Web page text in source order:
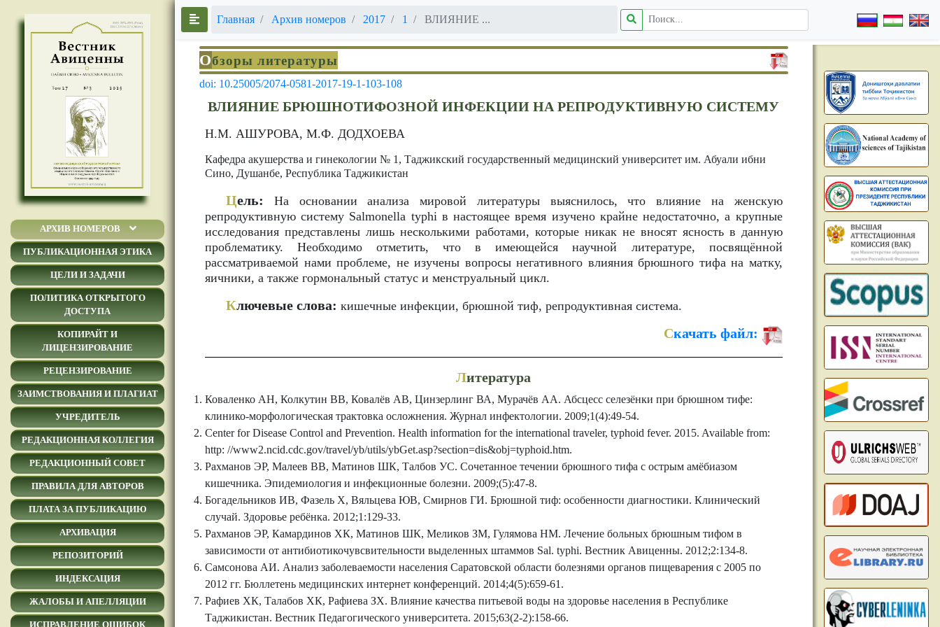
АРХИВ НОМЕРОВ
ПУБЛИКАЦИОННАЯ ЭТИКА
ЦЕЛИ И ЗАДАЧИ
ПОЛИТИКА ОТКРЫТОГО
ДОСТУПА
КОПИРАЙТ И
ЛИЦЕНЗИРОВАНИЕ
РЕЦЕНЗИРОВАНИЕ
ЗАИМСТВОВАНИЯ И ПЛАГИАТ
УЧРЕДИТЕЛЬ
РЕДАКЦИОННАЯ КОЛЛЕГИЯ
РЕДАКЦИОННЫЙ СОВЕТ
ПРАВИЛА ДЛЯ АВТОРОВ
ПЛАТА ЗА ПУБЛИКАЦИЮ
АРХИВАЦИЯ
РЕПОЗИТОРИЙ
ИНДЕКСАЦИЯ
ЖАЛОБЫ И АПЕЛЛЯЦИИ
ИСПРАВЛЕНИЕ ОШИБОК
Главная Архив номеров 2017 1 ВЛИЯНИЕ ...
Обзоры литературы
doi: 10.25005/2074-0581-2017-19-1-103-108
ВЛИЯНИЕ БРЮШНОТИФОЗНОЙ ИНФЕКЦИИ НА РЕПРОДУКТИВНУЮ СИСТЕМУ
Н.М. АШУРОВА, М.Ф. ДОДХОЕВА
Кафедра акушерства и гинекологии № 1, Таджикский государственный медицинский университет им. Абуали ибни
Сино, Душанбе, Республика Таджикистан
Цель: На основании анализа мировой литературы выяснилось, что влияние на женскую
репродуктивную систему Salmonella typhi в настоящее время изучено крайне недостаточно, а крупные
исследования представлены лишь несколькими работами, которые никак не вносят ясность в данную
проблематику. Необходимо отметить, что в имеющейся научной литературе, посвящённой
рассматриваемой нами проблеме, не изучены вопросы негативного влияния брюшного тифа на матку,
яичники, а также гормональный статус и менструальный цикл.
Ключевые слова: кишечные инфекции, брюшной тиф, репродуктивная система.
Скачать файл:
Литература
Коваленко АН, Колкутин ВВ, Ковалёв АВ, Цинзерлинг ВА, Мурачёв АА. Абсцесс селезёнки при брюшном тифе:
клинико-морфологическая трактовка осложнения. Журнал инфектологии. 2009;1(4):49-54.
Center for Disease Control and Prevention. Health information for the international traveler, typhoid fever. 2015. Available from:
http: //www2.ncid.cdc.gov/travel/yb/utils/ybGet.asp?section=dis&obj=typhoid.htm.
Рахманов ЭР, Малеев ВВ, Матинов ШК, Талбов УС. Сочетанное течении брюшного тифа с острым амёбиазом
кишечника. Эпидемиология и инфекционные болезни. 2009;(5):47-8.
Богадельников ИВ, Фазель Х, Вяльцева ЮВ, Смирнов ГИ. Брюшной тиф: особенности диагностики. Клинический
случай. Здоровье ребёнка. 2012;1:129-33.
Рахманов ЭР, Камардинов ХК, Матинов ШК, Меликов ЗМ, Гулямова НМ. Лечение больных брюшным тифом в
зависимости от антибиотикочувсвительности выделенных штаммов Sal. typhi. Вестник Авиценны. 2012;2:134-8.
Самсонова АИ. Анализ заболеваемости населения Саратовской области болезнями органов пищеварения с 2005 по
2012 гг. Бюллетень медицинских интернет конференций. 2014;4(5):659-61.
Рафиев ХК, Талабов ХК, Рафиева ЗХ. Влияние качества питьевой воды на здоровье населения в Республике
Таджикистан. Вестник Педагогического университета. 2015;63(2-2):158-66.